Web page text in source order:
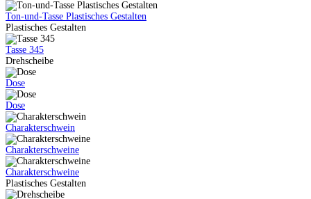
Ton-und-Tasse Plastisches Gestalten
Plastisches Gestalten
Tasse 345
Drehscheibe
Dose
Dose
Charakterschwein
Charakterschweine
Charakterschweine
Plastisches Gestalten